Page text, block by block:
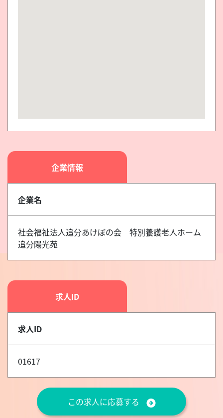
企業情報
企業名
社会福祉法人追分あけぼの会 特別養護老人ホーム
追分陽光苑
求人ID
求人ID
01617
この求人に応募する